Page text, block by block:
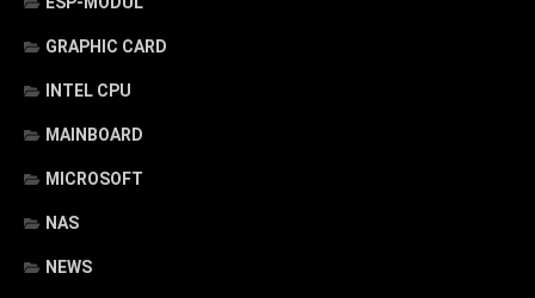
GRAPHIC CARD
INTEL CPU
MAINBOARD
MICROSOFT
NAS
NEWS